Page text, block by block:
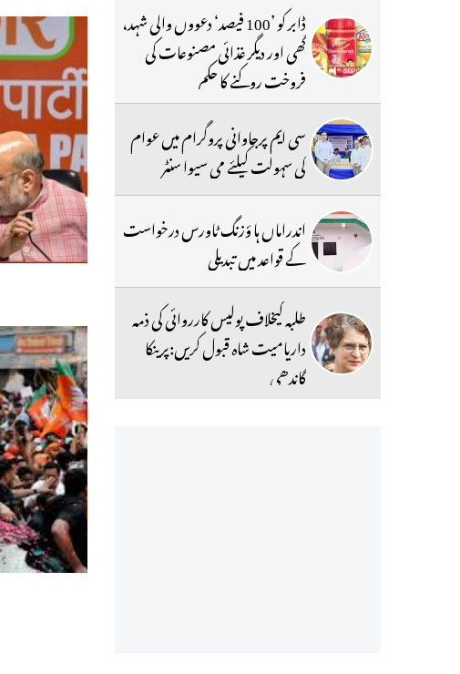
ڈابر کو ’100 فیصد‘ دعووں والی شہد،
گھی اور دیگر غذائی مصنوعات کی
فروخت روکنے کا حکم
سی ایم پرجاوانی پروگرام میں عوام
کی سہولت کیلئے می سیوا سنٹر
اندراماں ہا ؤزنگ ٹاورس درخواست
کے قواعد میں تبدیلی
طلبہ کیخلاف پولیس کارروائی کی ذمہ
داریامیت شاہ قبول کریں:پرینکا
گاندھی